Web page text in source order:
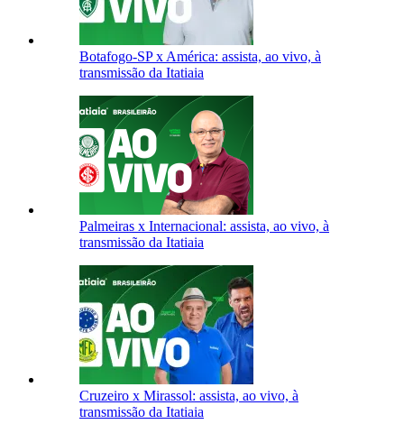
Botafogo-SP x América: assista, ao vivo, à
transmissão da Itatiaia
Palmeiras x Internacional: assista, ao vivo, à
transmissão da Itatiaia
Cruzeiro x Mirassol: assista, ao vivo, à
transmissão da Itatiaia